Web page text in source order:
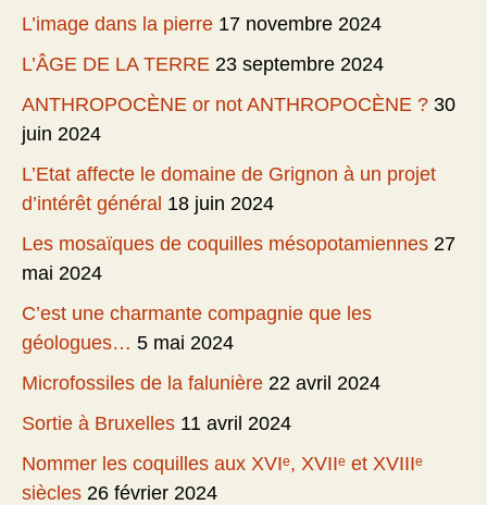
L’image dans la pierre 17 novembre 2024
L’ÂGE DE LA TERRE 23 septembre 2024
ANTHROPOCÈNE or not ANTHROPOCÈNE ? 30
juin 2024
L’Etat affecte le domaine de Grignon à un projet
d’intérêt général 18 juin 2024
Les mosaïques de coquilles mésopotamiennes 27
mai 2024
C’est une charmante compagnie que les
géologues… 5 mai 2024
Microfossiles de la falunière 22 avril 2024
Sortie à Bruxelles 11 avril 2024
Nommer les coquilles aux XVIᵉ, XVIIᵉ et XVIIIᵉ
siècles 26 février 2024